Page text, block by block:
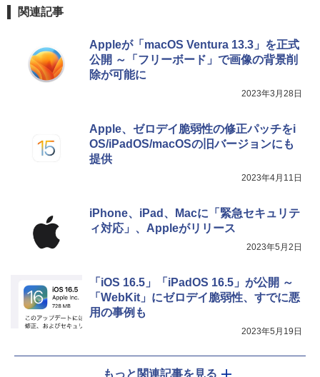
レージ、ノート機能搭載、明るさ自動調
整、色調調節ライト、プレミアムペン付
き、グラファイト
関連記事
Appleが「macOS Ventura 13.3」を正式
公開 ～「フリーボード」で画像の背景削
除が可能に
2023年3月28日
Apple、ゼロデイ脆弱性の修正パッチをi
OS/iPadOS/macOSの旧バージョンにも
提供
2023年4月11日
iPhone、iPad、Macに「緊急セキュリテ
ィ対応」、Appleがリリース
2023年5月2日
「iOS 16.5」「iPadOS 16.5」が公開 ～
「WebKit」にゼロデイ脆弱性、すでに悪
用の事例も
2023年5月19日
もっと関連記事を見る